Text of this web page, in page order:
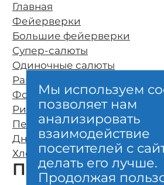
Главная
Фейерверки
Большие фейерверки
Супер-салюты
Одиночные салюты
Ракеты
Фонтаны
Римские свечи
Петарды
Дневные фейерверки
Хлопушки и бенгальские
Покупателям
О компании
Оплата и бесплатная
Возврат и обмен
Безопасность
Гарантии качества
Мы используем
позволяет нам
анализировать
взаимодействие
посетителей с
делать его лучше.
Продолжая